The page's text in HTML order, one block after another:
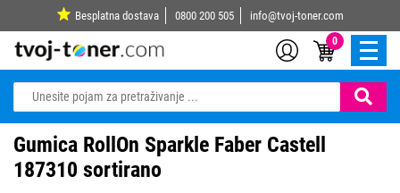
Besplatna dostava 0800 200 505 info@tvoj-toner.com
0
Gumica RollOn Sparkle Faber Castell
187310 sortirano